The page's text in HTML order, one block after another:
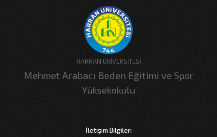
HARRAN ÜNİVERSİTESİ
Mehmet Arabacı Beden Eğitimi ve Spor
Yüksekokulu
İletişim Bilgileri